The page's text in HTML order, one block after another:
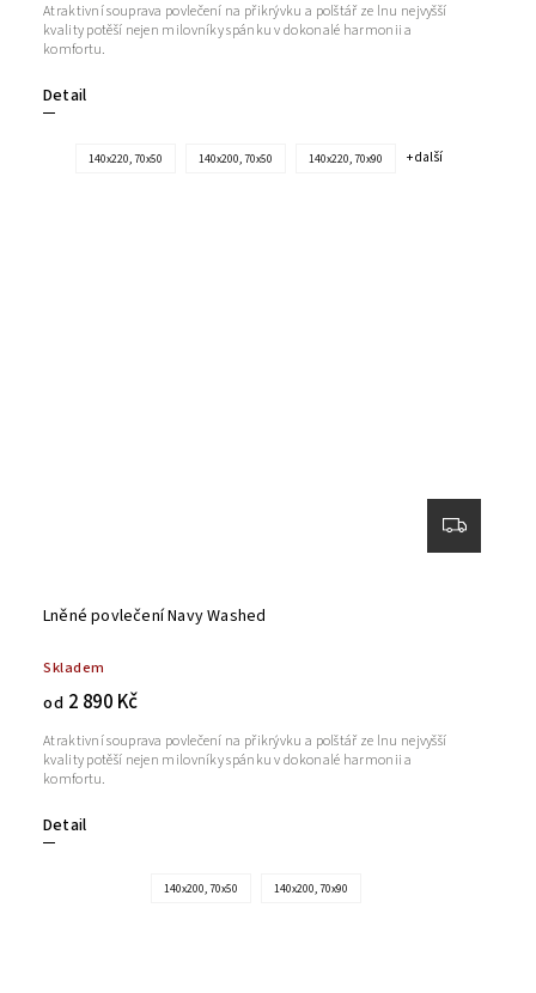
Detail
Atraktivní souprava povlečení na přikrývku a polštář ze lnu nejvyšší
kvality potěší nejen milovníky spánku v dokonalé harmonii a
komfortu.
140x220, 70x50 140x200, 70x50 140x220, 70x90 + další
Lněné povlečení Navy Washed
Skladem
od 2 890 Kč
Detail
Atraktivní souprava povlečení na přikrývku a polštář ze lnu nejvyšší
kvality potěší nejen milovníky spánku v dokonalé harmonii a
komfortu.
140x200, 70x50 140x200, 70x90